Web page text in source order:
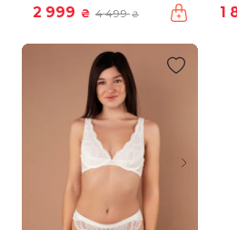
2 999 ₴ 4 499₴ 1